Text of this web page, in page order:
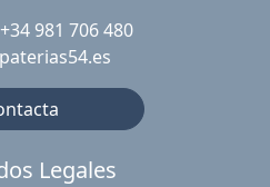
981 706 480
Legales